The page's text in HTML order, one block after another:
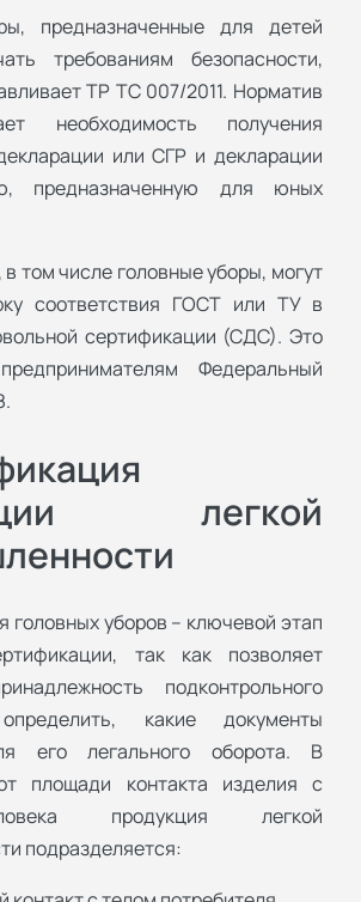
предназначенные для детей
требованиям безопасности,
ТР ТС 007/2011. Норматив
необходимость получения
или СГР и декларации
предназначенную для юных
том числе головные уборы, могут
соответствия ГОСТ или ТУ в
сертификации (СДС). Это
Федеральный
легкой
головных уборов – ключевой этап
так как позволяет
подконтрольного
какие документы
его легального оборота. В
площади контакта изделия с
продукция легкой
подразделяется: